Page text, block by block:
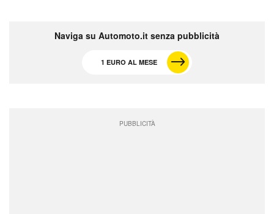
Naviga su Automoto.it senza pubblicità
1 EURO AL MESE
PUBBLICITÀ